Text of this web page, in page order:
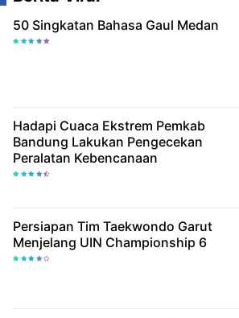
50 Singkatan Bahasa Gaul Medan
Hadapi Cuaca Ekstrem Pemkab
Bandung Lakukan Pengecekan
Peralatan Kebencanaan
Persiapan Tim Taekwondo Garut
Menjelang UIN Championship 6